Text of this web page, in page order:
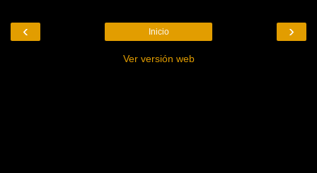
‹ ›
Inicio
Ver versión web